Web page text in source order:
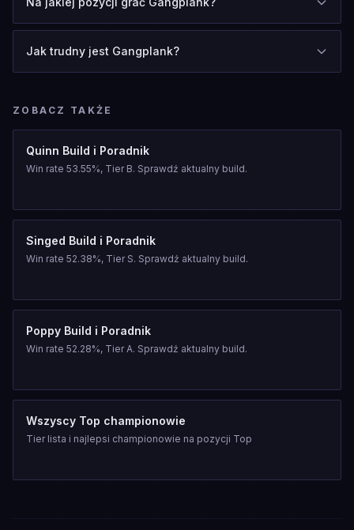
Jak trudny jest Gangplank?
ZOBACZ TAKŻE
Quinn Build i Poradnik
Win rate 53.55%, Tier B. Sprawdź aktualny build.
Singed Build i Poradnik
Win rate 52.38%, Tier S. Sprawdź aktualny build.
Poppy Build i Poradnik
Win rate 52.28%, Tier A. Sprawdź aktualny build.
Wszyscy Top championowie
Tier lista i najlepsi championowie na pozycji Top